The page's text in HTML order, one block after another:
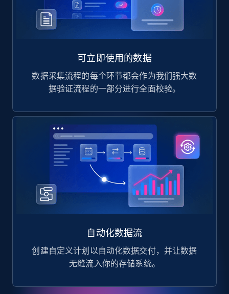
可立即使用的数据
数据采集流程的每个环节都会作为我们强大数
据验证流程的一部分进行全面校验。
自动化数据流
创建自定义计划以自动化数据交付，并让数据
无缝流入你的存储系统。